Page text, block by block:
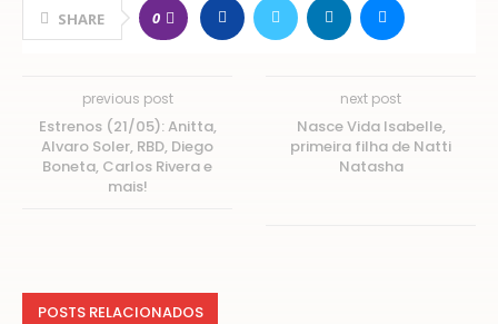
SHARE 0
previous post
Estrenos (21/05): Anitta,
Alvaro Soler, RBD, Diego
Boneta, Carlos Rivera e
mais!
next post
Nasce Vida Isabelle,
primeira filha de Natti
Natasha
POSTS RELACIONADOS